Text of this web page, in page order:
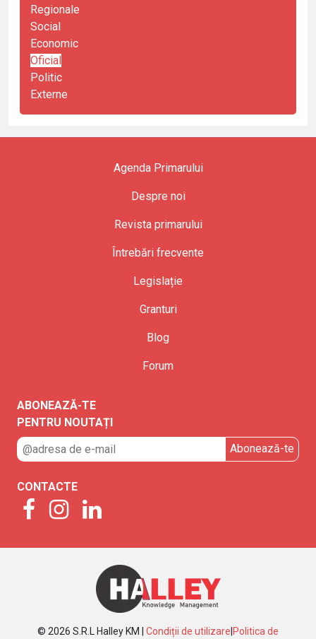
Regionale
Social
Economic
Oficial
Politic
Externe
Agenda Primarului
Despre noi
Revista primarului
Întrebări frecvente
Legislație
Granturi
Blog
Forum
ABONEAZĂ-TE
PENTRU NOUTAȚI
CONTACTE
© 2026 S.R.L Halley KM | Condiții de utilizare|Politica de